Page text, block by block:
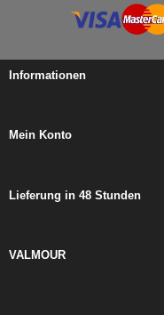
Informationen
Mein Konto
Lieferung in 48 Stunden
VALMOUR